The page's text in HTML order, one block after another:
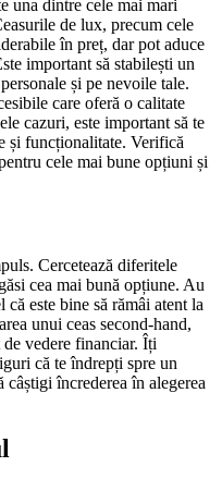
una dintre cele mai mari
de lux, precum cele
în preț, dar pot aduce
important să stabilești un
și pe nevoile tale.
care oferă o calitate
cazuri, este important să te
și funcționalitate. Verifică
cele mai bune opțiuni și
Cercetează diferitele
cea mai bună opțiune. Au
este bine să rămâi atent la
unui ceas second-hand,
vedere financiar. Îți
că te îndrepți spre un
câștigi încrederea în alegerea